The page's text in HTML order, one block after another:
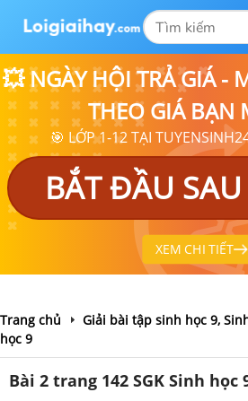
💥 NGÀY HỘI TRẢ GIÁ -
THEO GIÁ BẠN
🎯 LỚP 1-12 TẠI
BẮT ĐẦU
XEM CHI TIẾT
Trang chủ
Giải bài tập sinh học 9,
học 9
Bài 2 trang 142 SGK Sinh học